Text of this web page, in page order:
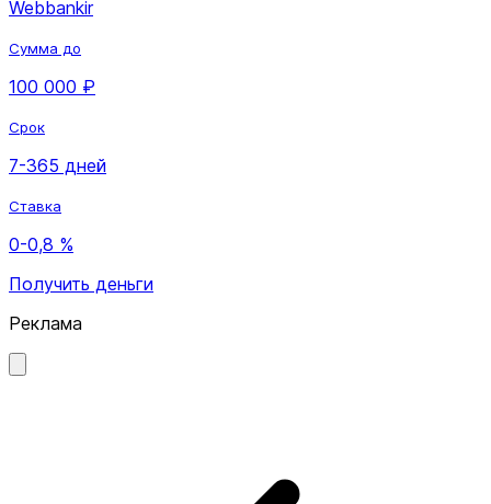
Webbankir
Сумма до
100 000 ₽
Срок
7-365 дней
Ставка
0-0,8 %
Получить деньги
Реклама